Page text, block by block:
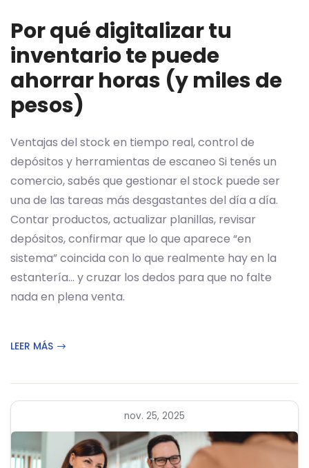
Por qué digitalizar tu
inventario te puede
ahorrar horas (y miles de
pesos)
Ventajas del stock en tiempo real, control de
depósitos y herramientas de escaneo Si tenés un
comercio, sabés que gestionar el stock puede ser
una de las tareas más desgastantes del día a día.
Contar productos, actualizar planillas, revisar
depósitos, confirmar que lo que aparece “en
sistema” coincida con lo que realmente hay en la
estantería… y cruzar los dedos para que no falte
nada en plena venta.
LEER MÁS
nov. 25, 2025